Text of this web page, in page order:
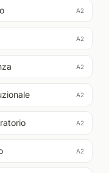
A2
A2
A2
A2
A2
A2